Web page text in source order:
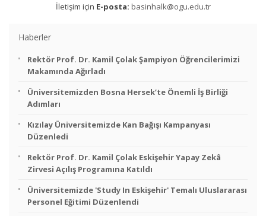
İletişim için E-posta: basinhalk@ogu.edu.tr
Haberler
Rektör Prof. Dr. Kamil Çolak Şampiyon Öğrencilerimizi
Makamında Ağırladı
Üniversitemizden Bosna Hersek’te Önemli İş Birliği
Adımları
Kızılay Üniversitemizde Kan Bağışı Kampanyası
Düzenledi
Rektör Prof. Dr. Kamil Çolak Eskişehir Yapay Zekâ
Zirvesi Açılış Programına Katıldı
Üniversitemizde 'Study In Eskişehir' Temalı Uluslararası
Personel Eğitimi Düzenlendi